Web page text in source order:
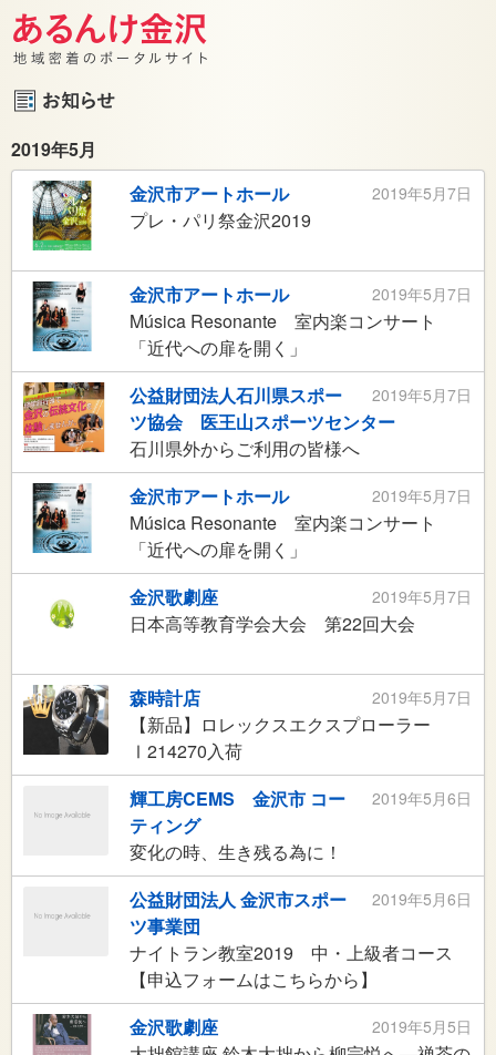
2019年5月
2019年5月7日
金沢市アートホール
プレ・パリ祭金沢2019
2019年5月7日
金沢市アートホール
Música Resonante 室内楽コンサート
「近代への扉を開く」
2019年5月7日
公益財団法人石川県スポー
ツ協会 医王山スポーツセンター
石川県外からご利用の皆様へ
2019年5月7日
金沢市アートホール
Música Resonante 室内楽コンサート
「近代への扉を開く」
2019年5月7日
金沢歌劇座
日本高等教育学会大会 第22回大会
2019年5月7日
森時計店
【新品】ロレックスエクスプローラー
Ⅰ214270入荷
2019年5月6日
輝工房CEMS 金沢市 コー
ティング
変化の時、生き残る為に！
2019年5月6日
公益財団法人 金沢市スポー
ツ事業団
ナイトラン教室2019 中・上級者コース
【申込フォームはこちらから】
2019年5月5日
金沢歌劇座